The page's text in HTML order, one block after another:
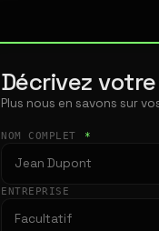
Décrivez
Plus nous en savons sur
NOM COMPLET *
ENTREPRISE